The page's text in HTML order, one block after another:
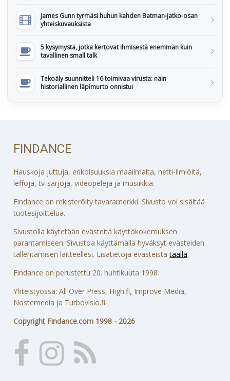
James Gunn tyrmäsi huhun kahden Batman-jatko-osan
yhteiskuvauksista
5 kysymystä, jotka kertovat ihmisestä enemmän kuin
tavallinen small talk
Tekoäly suunnitteli 16 toimivaa virusta: näin
historiallinen läpimurto onnistui
FINDANCE
Hauskoja juttuja, erikoisuuksia maailmalta, netti-ilmiöitä,
leffoja, tv-sarjoja, videopelejä ja musiikkia.
Findance on rekisteröity tavaramerkki. Sivusto voi sisältää
tuotesijoittelua.
Sivustolla käytetään evästeitä käyttökokemuksen
parantamiseen. Sivustoa käyttämällä hyväksyt evästeiden
tallentamisen laitteellesi. Lisätietoja evästeistätäällä.
Findance on perustettu 20. huhtikuuta 1998.
Yhteistyössä: All Over Press, High.fi, Improve Media,
Nostemedia ja Turbovisio.fi.
Copyright Findance.com 1998 - 2026